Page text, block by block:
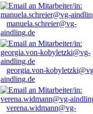
manuela.schreier@vg-
aindling.de
georgia.von-
aindling.de
verena.widmann@vg-